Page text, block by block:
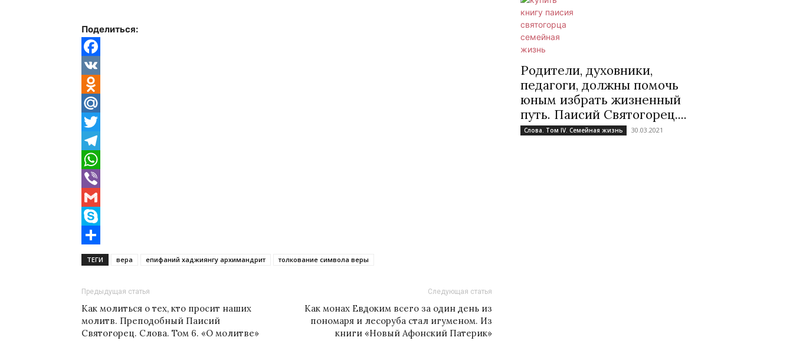
Поделиться:
Facebook
VK
Odnoklassniki
Mail.Ru
Twitter
Telegram
WhatsApp
Viber
Gmail
Skype
Отправить
ТЕГИ вера епифаний хаджиянгу архимандрит толкование символа веры
Предыдущая статья
Как молиться о тех, кто просит наших
молитв. Преподобный Паисий
Святогорец. Слова. Том 6. «О молитве»
Следующая статья
Как монах Евдоким всего за один день из
пономаря и лесоруба стал игуменом. Из
книги «Новый Афонский Патерик»
Родители, духовники,
педагоги, должны помочь
юным избрать жизненный
путь. Паисий Святогорец....
Слова. Том IV. Семейная жизнь 30.03.2021